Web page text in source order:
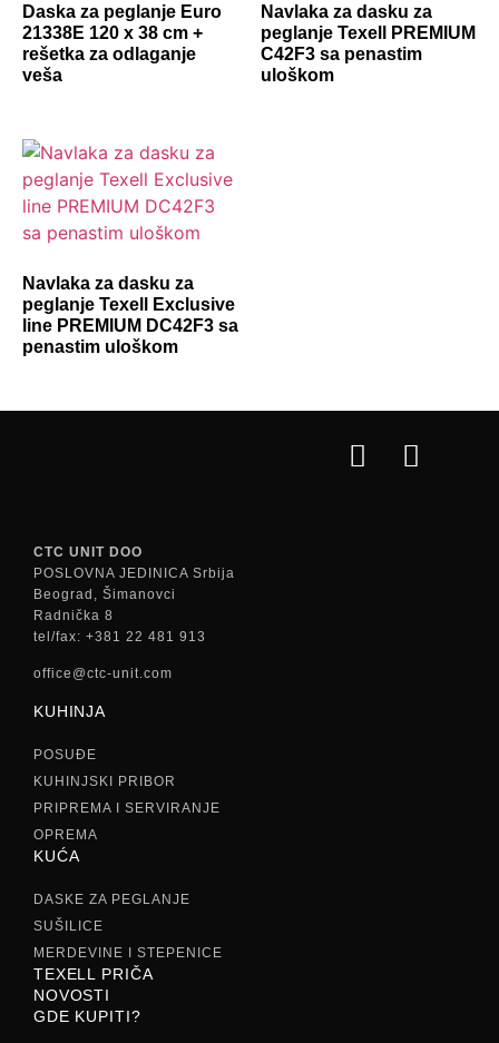
Daska za peglanje Euro
21338E 120 x 38 cm +
rešetka za odlaganje
veša
Navlaka za dasku za
peglanje Texell PREMIUM
C42F3 sa penastim
uloškom
Navlaka za dasku za
peglanje Texell Exclusive
line PREMIUM DC42F3 sa
penastim uloškom
CTC UNIT DOO
POSLOVNA JEDINICA Srbija
Beograd, Šimanovci
Radnička 8
tel/fax: +381 22 481 913
office@ctc-unit.com
KUHINJA
POSUĐE
KUHINJSKI PRIBOR
PRIPREMA I SERVIRANJE
OPREMA
KUĆA
DASKE ZA PEGLANJE
SUŠILICE
MERDEVINE I STEPENICE
TEXELL PRIČA
NOVOSTI
GDE KUPITI?